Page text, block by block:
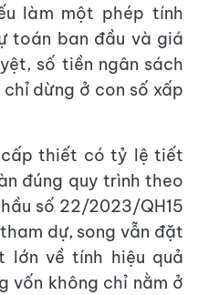
làm một phép tính
toán ban đầu và giá
số tiền ngân sách
dừng ở con số xấp
thiết có tỷ lệ tiết
đúng quy trình theo
số 22/2023/QH15
dự, song vẫn đặt
lớn về tính hiệu quả
vốn không chỉ nằm ở